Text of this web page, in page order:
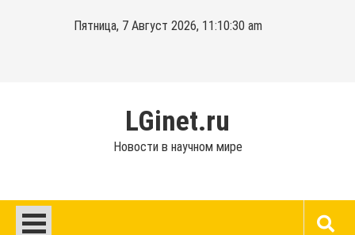
Пятница, 7 Август 2026, 11:10:31 am
LGinet.ru
Новости в научном мире